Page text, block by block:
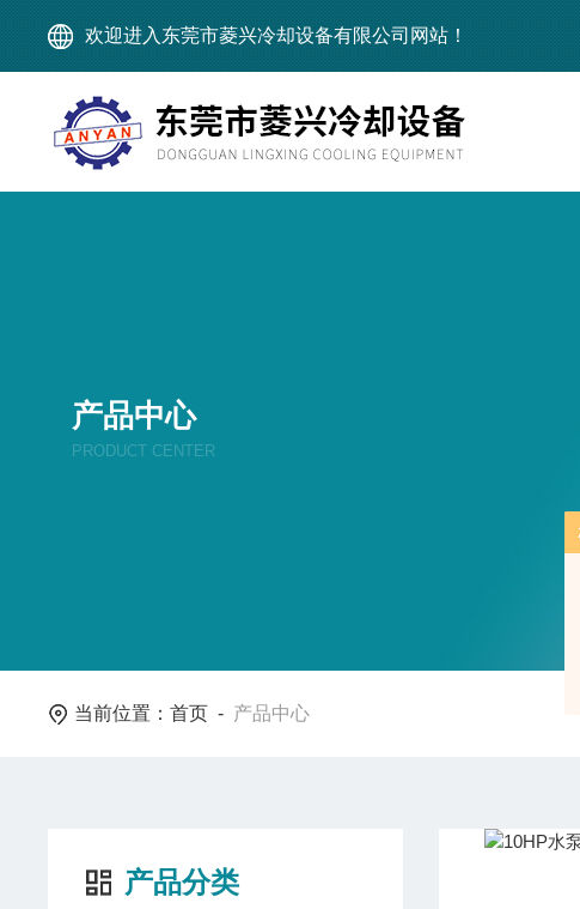
欢迎进入东莞市菱兴冷却设备有限公司网站！
产品中心
PRODUCT CENTER
当前位置：首页 - 产品中心
产品分类